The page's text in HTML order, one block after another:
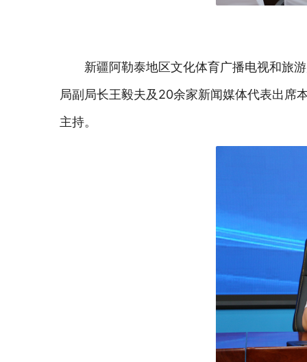
新疆阿勒泰地区文化体育广播电视和旅
局副局长王毅夫及20余家新闻媒体代表出席
主持。